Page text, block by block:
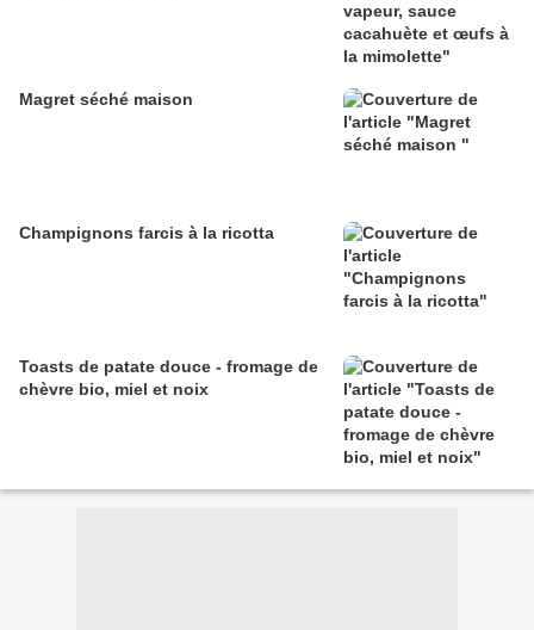
Magret séché maison
Champignons farcis à la ricotta
Toasts de patate douce - fromage de
chèvre bio, miel et noix